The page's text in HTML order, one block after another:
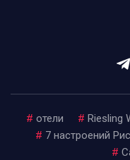
# отели # Riesling
# 7 настроений
#